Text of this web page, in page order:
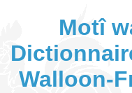
Motî
Walloon-